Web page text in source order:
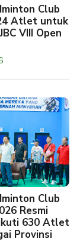
Club
Atlet untuk
VIII Open
Club
Resmi
630 Atlet
Provinsi